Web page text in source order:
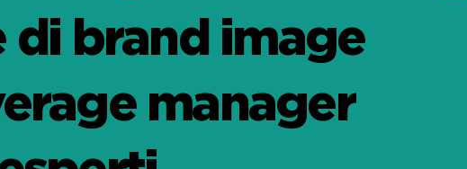
di brand image
manager